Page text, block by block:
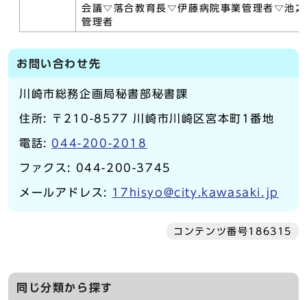
会議▽落合教育長▽伊藤病院事業管理者▽池之
管理者
お問い合わせ先
川崎市総務企画局秘書部秘書課
住所: 〒210-8577 川崎市川崎区宮本町1番地
電話: 044-200-2018
ファクス: 044-200-3745
メールアドレス: 17hisyo@city.kawasaki.jp
コンテンツ番号186315
同じ分類から探す